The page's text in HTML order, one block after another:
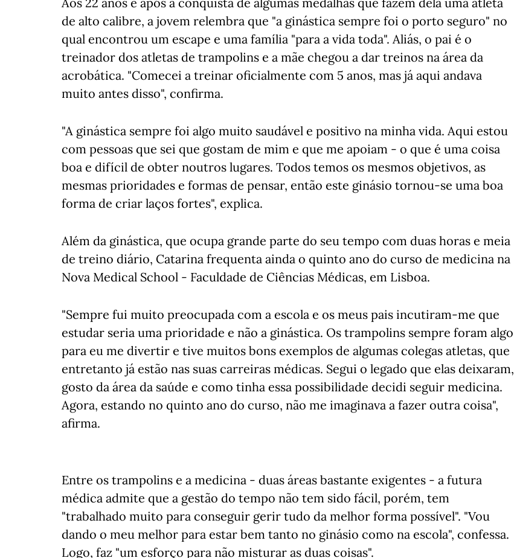
de alto calibre, a jovem relembra que "a ginástica sempre foi o porto seguro" no
qual encontrou um escape e uma família "para a vida toda". Aliás, o pai é o
treinador dos atletas de trampolins e a mãe chegou a dar treinos na área da
acrobática. "Comecei a treinar oficialmente com 5 anos, mas já aqui andava
muito antes disso", confirma.
"A ginástica sempre foi algo muito saudável e positivo na minha vida. Aqui estou
com pessoas que sei que gostam de mim e que me apoiam - o que é uma coisa
boa e difícil de obter noutros lugares. Todos temos os mesmos objetivos, as
mesmas prioridades e formas de pensar, então este ginásio tornou-se uma boa
forma de criar laços fortes", explica.
Além da ginástica, que ocupa grande parte do seu tempo com duas horas e meia
de treino diário, Catarina frequenta ainda o quinto ano do curso de medicina na
Nova Medical School - Faculdade de Ciências Médicas, em Lisboa.
"Sempre fui muito preocupada com a escola e os meus pais incutiram-me que
estudar seria uma prioridade e não a ginástica. Os trampolins sempre foram algo
para eu me divertir e tive muitos bons exemplos de algumas colegas atletas, que
entretanto já estão nas suas carreiras médicas. Segui o legado que elas deixaram,
gosto da área da saúde e como tinha essa possibilidade decidi seguir medicina.
Agora, estando no quinto ano do curso, não me imaginava a fazer outra coisa",
afirma.
Entre os trampolins e a medicina - duas áreas bastante exigentes - a futura
médica admite que a gestão do tempo não tem sido fácil, porém, tem
"trabalhado muito para conseguir gerir tudo da melhor forma possível". "Vou
dando o meu melhor para estar bem tanto no ginásio como na escola", confessa.
Logo, faz "um esforço para não misturar as duas coisas".